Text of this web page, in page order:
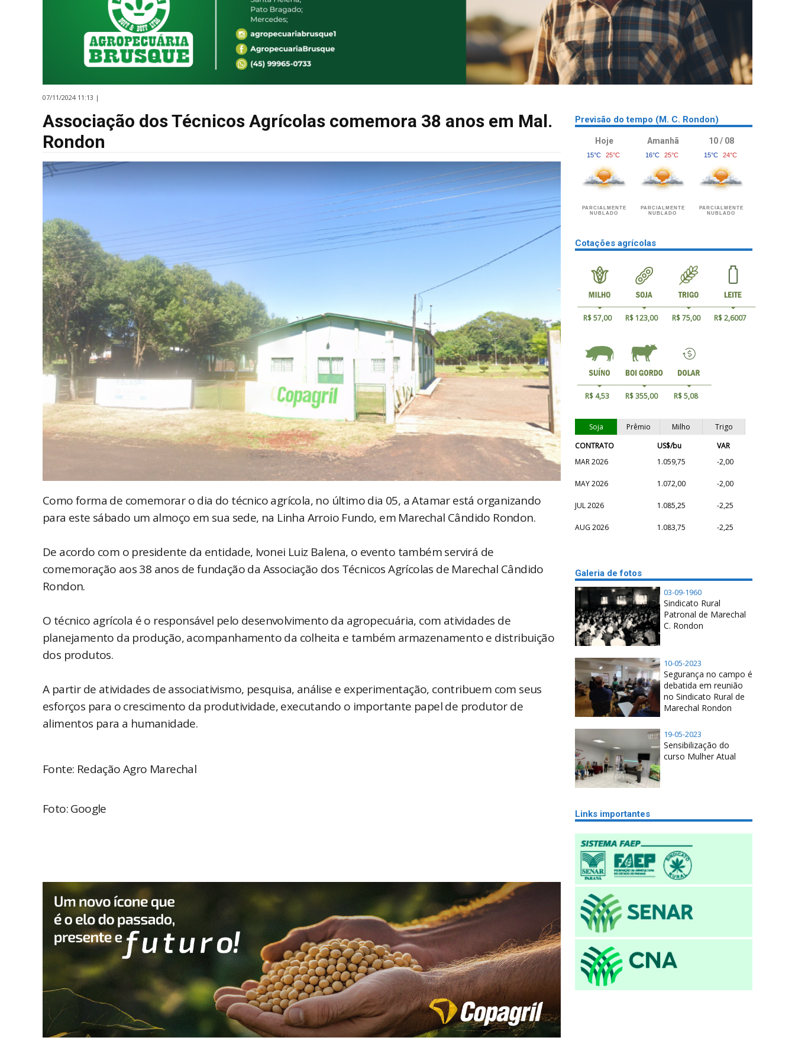
07/11/2024 11:13 |
Associação dos Técnicos Agrícolas comemora 38 anos em Mal.
Rondon
Como forma de comemorar o dia do técnico agrícola, no último dia 05, a Atamar está organizando
para este sábado um almoço em sua sede, na Linha Arroio Fundo, em Marechal Cândido Rondon.
De acordo com o presidente da entidade, Ivonei Luiz Balena, o evento também servirá de
comemoração aos 38 anos de fundação da Associação dos Técnicos Agrícolas de Marechal Cândido
Rondon.
O técnico agrícola é o responsável pelo desenvolvimento da agropecuária, com atividades de
planejamento da produção, acompanhamento da colheita e também armazenamento e distribuição
dos produtos.
A partir de atividades de associativismo, pesquisa, análise e experimentação, contribuem com seus
esforços para o crescimento da produtividade, executando o importante papel de produtor de
alimentos para a humanidade.
Fonte: Redação Agro Marechal
Foto: Google
Previsão do tempo (M. C. Rondon)
Hoje
15°C 25°C
PARCIALMENTE
NUBLADO
Amanhã
16°C 25°C
PARCIALMENTE
NUBLADO
10 / 08
15°C 24°C
PARCIALMENTE
NUBLADO
Cotações agrícolas
R$ 57,00 R$ 123,00 R$ 75,00 R$ 2,6007
R$ 4,53 R$ 355,00 R$ 5,08
Soja Prêmio Milho
Trigo
CONTRATO
US$/bu
VAR
MAR 2026
1.059,75 -2,00
MAY 2026 1.072,00 -2,00
JUL 2026 1.085,25 -2,25
AUG 2026 1.083,75 -2,25
Galeria de fotos
03-09-1960
Sindicato Rural
Patronal de Marechal
C. Rondon
10-05-2023
Segurança no campo é
debatida em reunião
no Sindicato Rural de
Marechal Rondon
19-05-2023
Sensibilização do
curso Mulher Atual
Links importantes